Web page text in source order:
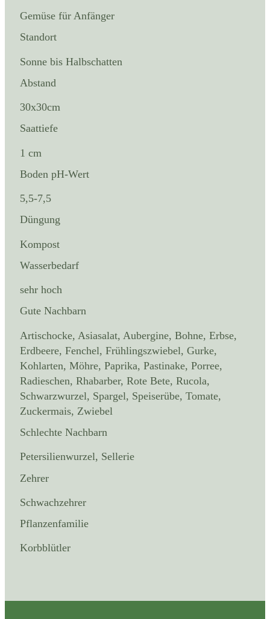
Gemüse für Anfänger
Standort
Sonne bis Halbschatten
Abstand
30x30cm
Saattiefe
1 cm
Boden pH-Wert
5,5-7,5
Düngung
Kompost
Wasserbedarf
sehr hoch
Gute Nachbarn
Artischocke, Asiasalat, Aubergine, Bohne, Erbse,
Erdbeere, Fenchel, Frühlingszwiebel, Gurke,
Kohlarten, Möhre, Paprika, Pastinake, Porree,
Radieschen, Rhabarber, Rote Bete, Rucola,
Schwarzwurzel, Spargel, Speiserübe, Tomate,
Zuckermais, Zwiebel
Schlechte Nachbarn
Petersilienwurzel, Sellerie
Zehrer
Schwachzehrer
Pflanzenfamilie
Korbblütler